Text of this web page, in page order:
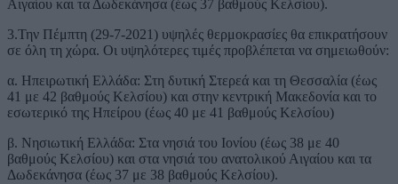
Αιγαίου και τα Δωδεκάνησα (έως 37 βαθμούς Κελσίου).
3.Την Πέμπτη (29-7-2021) υψηλές θερμοκρασίες θα επικρατήσουν
σε όλη τη χώρα. Οι υψηλότερες τιμές προβλέπεται να σημειωθούν:
α. Ηπειρωτική Ελλάδα: Στη δυτική Στερεά και τη Θεσσαλία (έως
41 με 42 βαθμούς Κελσίου) και στην κεντρική Μακεδονία και το
εσωτερικό της Ηπείρου (έως 40 με 41 βαθμούς Κελσίου)
β. Νησιωτική Ελλάδα: Στα νησιά του Ιονίου (έως 38 με 40
βαθμούς Κελσίου) και στα νησιά του ανατολικού Αιγαίου και τα
Δωδεκάνησα (έως 37 με 38 βαθμούς Κελσίου).